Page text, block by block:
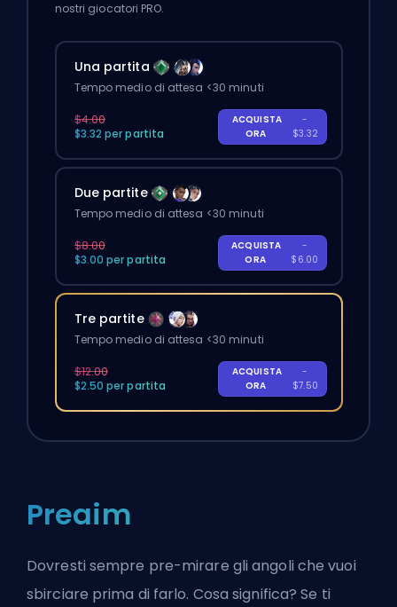
nostri giocatori PRO.
Una partita
Tempo medio di attesa <30 minuti
$4.00
$3.32 per partita
ACQUISTA
ORA
-
$3.32
Due partite
Tempo medio di attesa <30 minuti
$8.00
$3.00 per partita
ACQUISTA
ORA
-
$6.00
Tre partite
Tempo medio di attesa <30 minuti
$12.00
$2.50 per partita
ACQUISTA
ORA
-
$7.50
Preaim
Dovresti sempre pre-mirare gli angoli che vuoi
sbirciare prima di farlo. Cosa significa? Se ti